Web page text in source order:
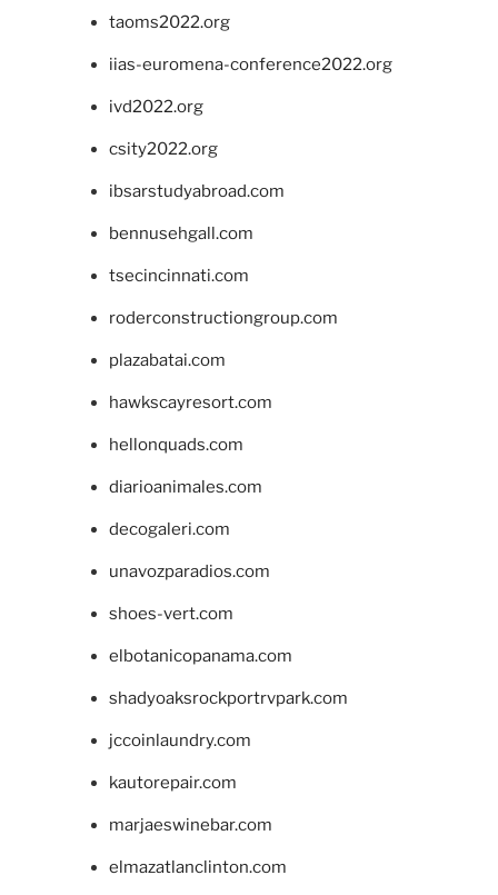
taoms2022.org
iias-euromena-conference2022.org
ivd2022.org
csity2022.org
ibsarstudyabroad.com
bennusehgall.com
tsecincinnati.com
roderconstructiongroup.com
plazabatai.com
hawkscayresort.com
hellonquads.com
diarioanimales.com
decogaleri.com
unavozparadios.com
shoes-vert.com
elbotanicopanama.com
shadyoaksrockportrvpark.com
jccoinlaundry.com
kautorepair.com
marjaeswinebar.com
elmazatlanclinton.com